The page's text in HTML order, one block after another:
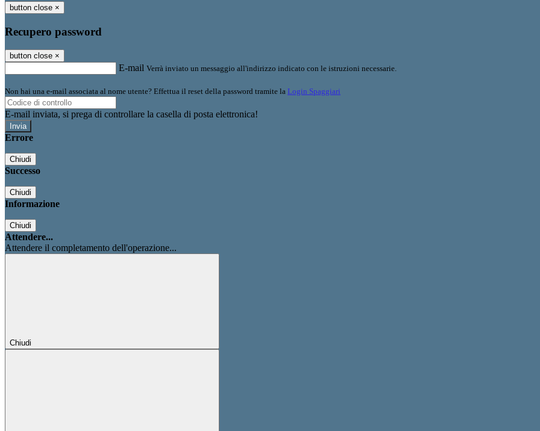
button close ×
Recupero password
button close ×
E-mail Verrà inviato un messaggio all'indirizzo indicato con le istruzioni necessarie.
Non hai una e-mail associata al nome utente? Effettua il reset della password tramite la Login Spaggiari
E-mail inviata, si prega di controllare la casella di posta elettronica!
Errore
Chiudi
Successo
Chiudi
Informazione
Chiudi
Attendere...
Attendere il completamento dell'operazione...
Chiudi